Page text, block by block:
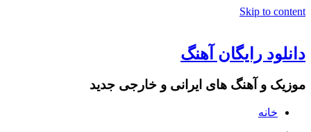
Skip to content
دانلود رایگان آهنگ
موزیک و آهنگ های ایرانی و خارجی جدید
خانه